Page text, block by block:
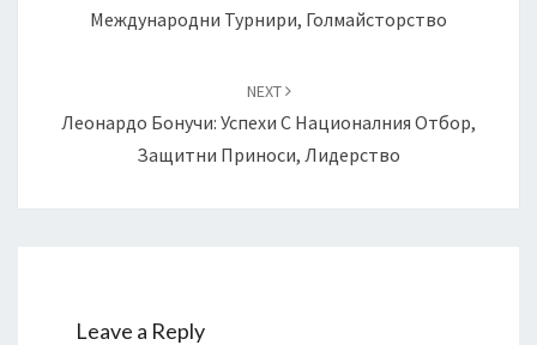
Международни Турнири, Голмайсторство
NEXT
Леонардо Бонучи: Успехи С Националния Отбор,
Защитни Приноси, Лидерство
Leave a Reply